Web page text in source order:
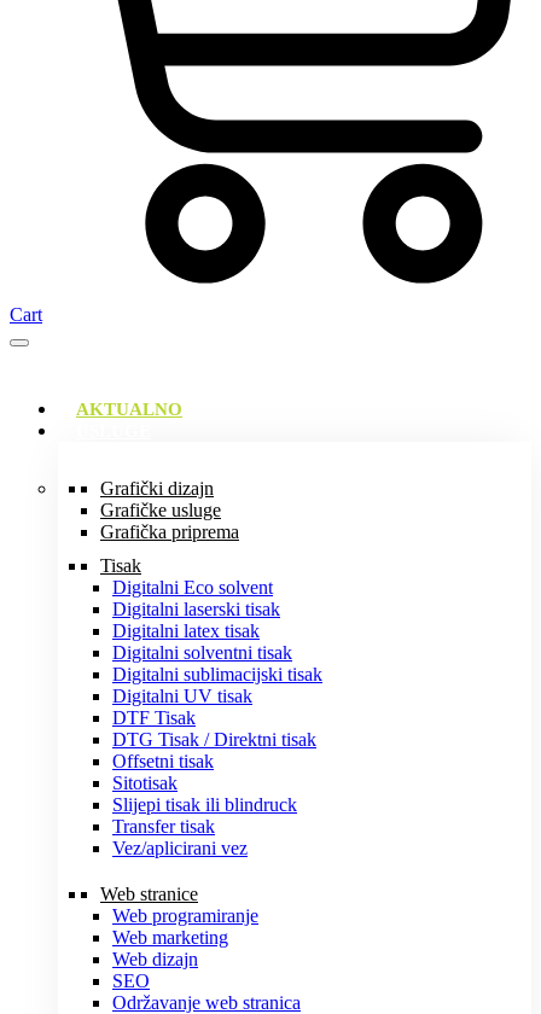
Cart
AKTUALNO
Grafički dizajn
Grafičke usluge
Grafička priprema
Tisak
Digitalni Eco solvent
Digitalni laserski tisak
Digitalni latex tisak
Digitalni solventni tisak
Digitalni sublimacijski tisak
Digitalni UV tisak
DTF Tisak
DTG Tisak / Direktni tisak
Offsetni tisak
Sitotisak
Slijepi tisak ili blindruck
Transfer tisak
Vez/aplicirani vez
Web stranice
Web programiranje
Web marketing
Web dizajn
SEO
Održavanje web stranica